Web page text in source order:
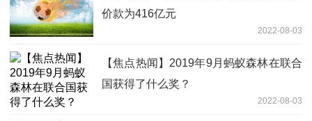
价款为416亿元
2022-08-03
【焦点热闻】2019年9月蚂蚁森林在联合
国获得了什么奖？
2022-08-03